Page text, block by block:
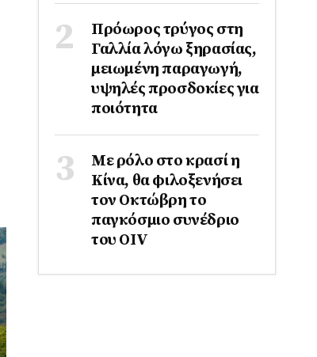
Πρόωρος τρύγος στη
Γαλλία λόγω ξηρασίας,
μειωμένη παραγωγή,
υψηλές προσδοκίες για
ποιότητα
Με ρόλο στο κρασί η
Κίνα, θα φιλοξενήσει
τον Οκτώβρη το
παγκόσμιο συνέδριο
του ΟΙV